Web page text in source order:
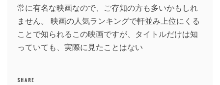
常に有名な映画なので、ご存知の方も多いかもしれ
ません。 映画の人気ランキングで軒並み上位にくる
ことで知られるこの映画ですが、タイトルだけは知
っていても、実際に見たことはない
SHARE